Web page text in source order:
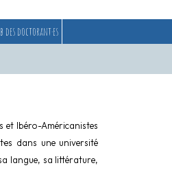
des doctorant·es
et Ibéro-Américanistes
dans une université
langue, sa littérature,